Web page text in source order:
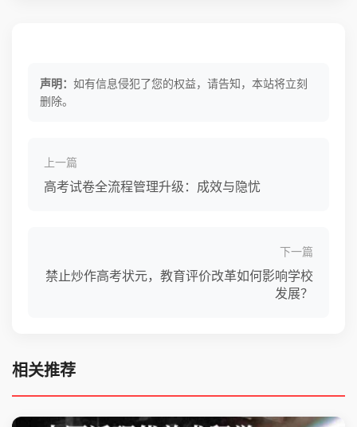
声明： 如有信息侵犯了您的权益，请告知，本站将立刻
删除。
上一篇
高考试卷全流程管理升级：成效与隐忧
下一篇
禁止炒作高考状元，教育评价改革如何影响学校
发展？
相关推荐